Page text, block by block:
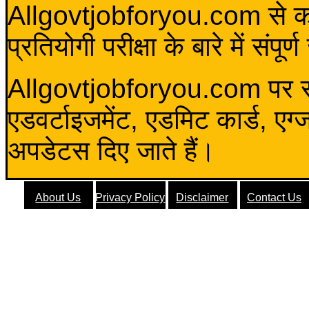
Allgovtjobforyou.com से कोई
प्रतियोगी परीक्षा के बारे में
Allgovtjobforyou.com पर
एडवर्टाइजमेंट, एडमिट कार्ड,
अपडेटस दिए जाते हैं।
About Us Privacy Policy Disclaimer Contact Us